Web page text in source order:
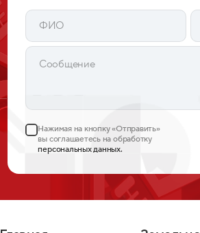
Нажимая на кнопку «Отправить»
вы соглашаетесь на обработку
персональных данных.